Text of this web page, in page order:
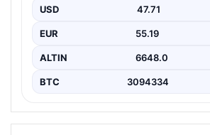
USD 47.71
EUR 55.19
ALTIN 6648.0
BTC 3094334